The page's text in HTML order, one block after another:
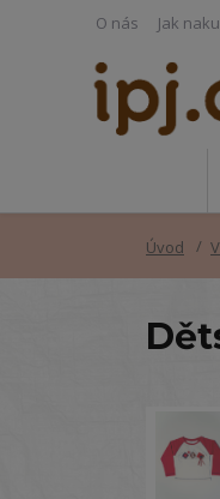
O nás Jak
Úvod